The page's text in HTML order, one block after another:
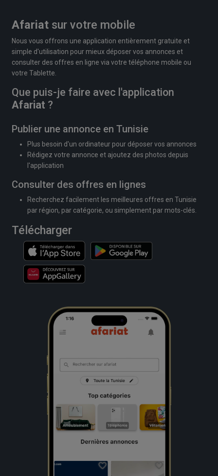
Afariat sur votre mobile
Nous vous offrons une application entièrement gratuite et
simple d'utilisation pour mieux déposer vos annonces et
consulter des offres en ligne via votre téléphone mobile ou
votre Tablette.
Que puis-je faire avec l'application
Afariat ?
Publier une annonce en Tunisie
Plus besoin d'un ordinateur pour déposer vos annonces
Rédigez votre annonce et ajoutez des photos depuis
l'application
Consulter des offres en lignes
Recherchez facilement les meilleures offres en Tunisie
par région, par catégorie, ou simplement par mots-clés.
Télécharger